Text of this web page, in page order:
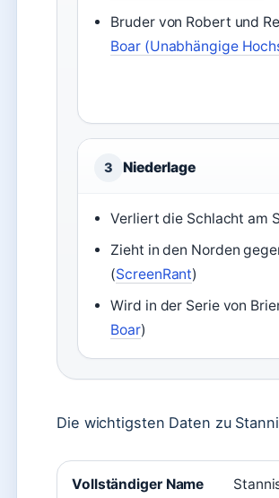
Bruder von Robert und
Boar (Unabhängige
3 Niederlage
Verliert die Schlacht am
Zieht in den Norden
(ScreenRant)
Wird in der Serie von
Boar)
Die wichtigsten Daten zu
Vollständiger Name